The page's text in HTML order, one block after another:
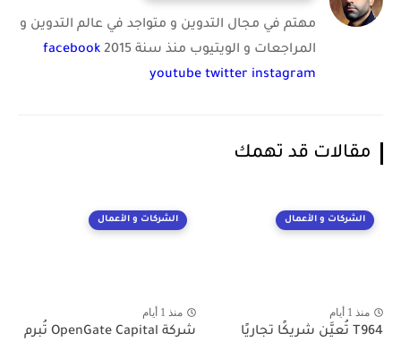
مهتم في مجال التدوين و متواجد في عالم التدوين و
المراجعات و الويتيوب منذ سنة 2015
facebook
youtube twitter instagram
مقالات قد تهمك
الشركات و الأعمال
منذ 1 أيام
T964 تُعيَّن شريكًا تجاريًا
الشركات و الأعمال
منذ 1 أيام
شركة OpenGate Capital تُبرم